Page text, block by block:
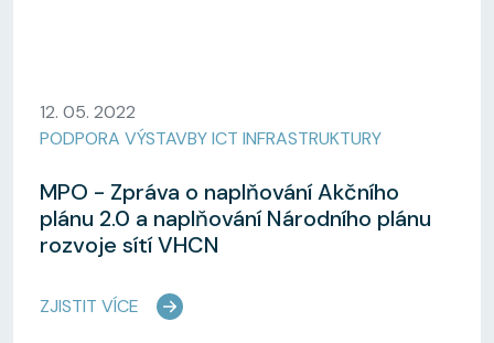
12. 05. 2022
PODPORA VÝSTAVBY ICT INFRASTRUKTURY
MPO - Zpráva o naplňování Akčního
plánu 2.0 a naplňování Národního plánu
rozvoje sítí VHCN
ZJISTIT VÍCE